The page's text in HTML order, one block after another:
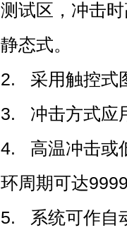
测试区，冲
静态式。
2. 采用触控式图控
3. 冲击方式应用
4. 高温冲击或
环周期可达9999次
5. 系统可作自